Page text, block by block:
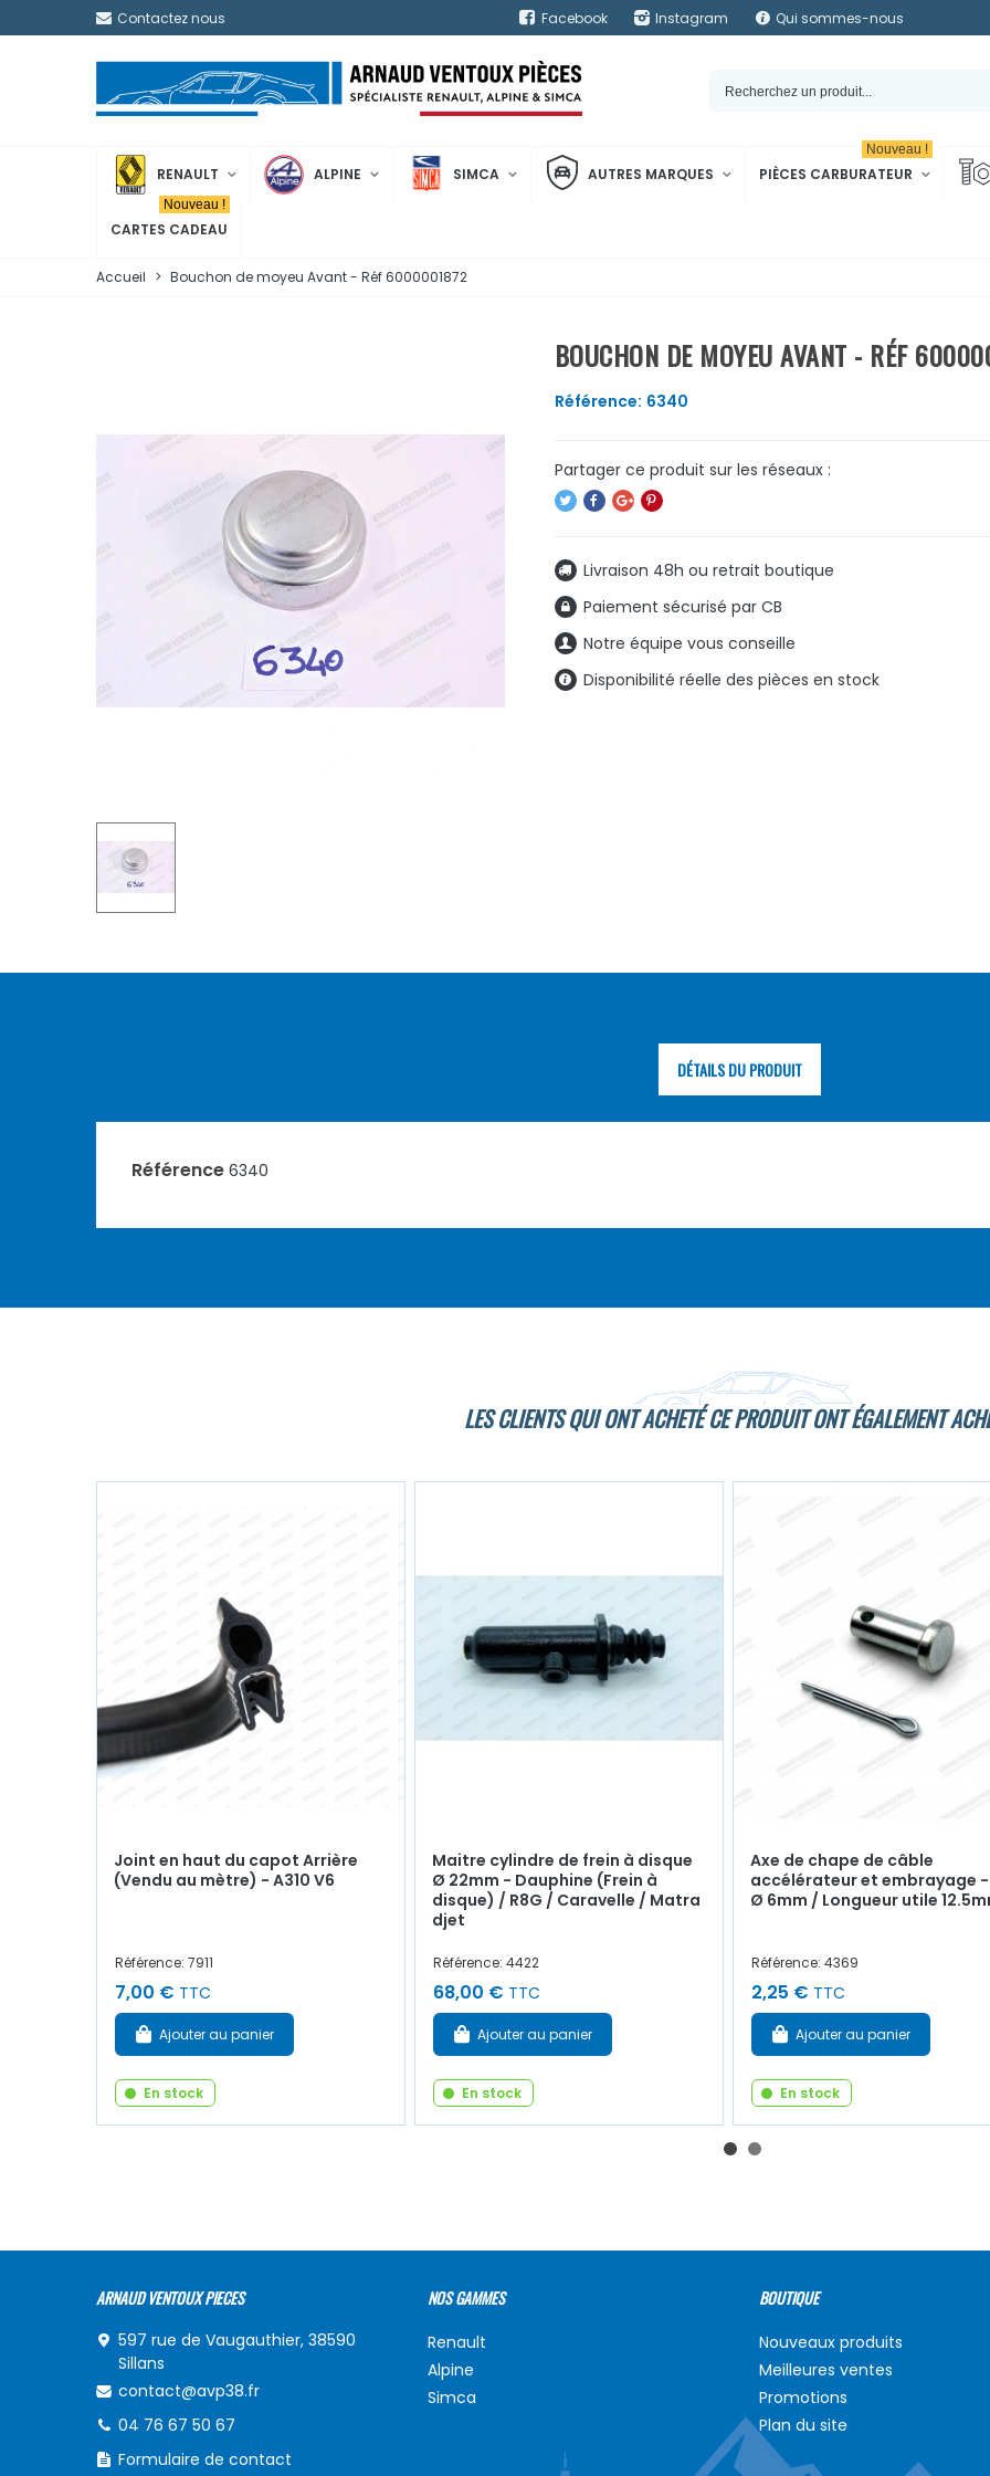
Contactez nous Facebook Instagram Qui sommes-nous
RENAULT ALPINE SIMCA AUTRES MARQUES PIÈCES CARBURATEUR
Nouveau !
CARTES CADEAU
Nouveau !
Accueil > Bouchon de moyeu Avant - Réf 6000001872
BOUCHON DE MOYEU AVANT - RÉF
Référence: 6340
Livraison 48h ou retrait boutique
Paiement sécurisé par CB
Notre équipe vous conseille
Disponibilité réelle des pièces en stock
DÉTAILS DU PRODUIT
Référence 6340
LES CLIENTS QUI ONT ACHETÉ CE PRODUIT ONT ÉGALEMENT
Joint en haut du capot Arrière
(Vendu au mètre) - A310 V6
Référence: 7911
7,00 € TTC
Ajouter au panier
En stock
Maitre cylindre de frein à disque
Ø 22mm - Dauphine (Frein à
disque) / R8G / Caravelle / Matra
djet
Référence: 4422
68,00 € TTC
Ajouter au panier
En stock
Axe de chape de câble
accélérateur et embrayage -
Ø 6mm / Longueur utile
Référence: 4369
2,25 € TTC
Ajouter au panier
En stock
ARNAUD VENTOUX PIECES
597 rue de Vaugauthier, 38590
Sillans
contact@avp38.fr
04 76 67 50 67
Formulaire de contact
NOS GAMMES
Renault
Alpine
Simca
BOUTIQUE
Nouveaux produits
Meilleures ventes
Promotions
Plan du site